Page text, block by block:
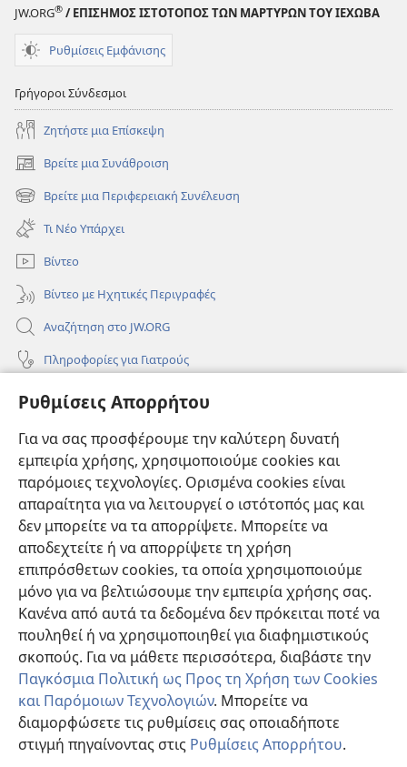
Ρυθμίσεις Απορρήτου
Για να σας προσφέρουμε την καλύτερη δυνατή
εμπειρία χρήσης, χρησιμοποιούμε cookies και
παρόμοιες τεχνολογίες. Ορισμένα cookies είναι
απαραίτητα για να λειτουργεί ο ιστότοπός μας και
δεν μπορείτε να τα απορρίψετε. Μπορείτε να
αποδεχτείτε ή να απορρίψετε τη χρήση
επιπρόσθετων cookies, τα οποία χρησιμοποιούμε
μόνο για να βελτιώσουμε την εμπειρία χρήσης σας.
Κανένα από αυτά τα δεδομένα δεν πρόκειται ποτέ να
πουληθεί ή να χρησιμοποιηθεί για διαφημιστικούς
σκοπούς. Για να μάθετε περισσότερα, διαβάστε την
Παγκόσμια Πολιτική ως Προς τη Χρήση των Cookies
και Παρόμοιων Τεχνολογιών. Μπορείτε να
διαμορφώσετε τις ρυθμίσεις σας οποιαδήποτε
στιγμή πηγαίνοντας στις Ρυθμίσεις Απορρήτου.
JW.ORG® / ΕΠΙΣΗΜΟΣ ΙΣΤΟΤΟΠΟΣ ΤΩΝ ΜΑΡΤΥΡΩΝ ΤΟΥ ΙΕΧΩΒΑ
Ρυθμίσεις Εμφάνισης
Γρήγοροι Σύνδεσμοι
Ζητήστε μια Επίσκεψη
Βρείτε μια Συνάθροιση
(ανοίγει
νέο
παράθυρο)
Βρείτε μια Περιφερειακή Συνέλευση
(ανοίγει
νέο
παράθυρο)
Τι Νέο Υπάρχει
Βίντεο
Βίντεο με Ηχητικές Περιγραφές
Αναζήτηση στο JW.ORG
Πληροφορίες για Γιατρούς
Πληροφορίες για Επίσημους Φορείς και ΜΜΕ
Συνεισφορές
(ανοίγει
παράθυρο)ΔΙΑΔΙΚΤΥΑΚΗ ΒΙΒΛΙΟΘΗΚΗ της Σκοπιάς™
(ανοίγει
νέο
παράθυρο)
JW Hub ®
(ανοίγει
νέο
παράθυρο)JW Library®
Βιβλιοθήκη της Σκοπιάς
Copyright
© 2026 Watch Tower Bible and Tract Society of Pennsylvania.
ΟΡΟΙ ΧΡΗΣΗΣ |ΠΟΛΙΤΙΚΗ ΑΠΟΡΡΗΤΟΥ |ΡΥΘΜΙΣΕΙΣ ΑΠΟΡΡΗΤΟΥ